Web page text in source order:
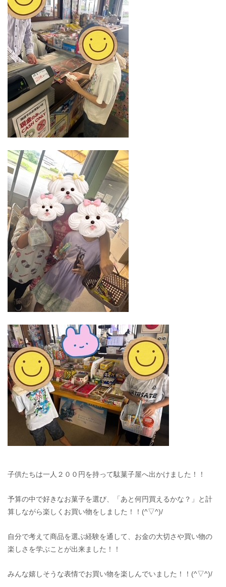
子供たちは一人２００円を持って駄菓子屋へ出かけました！！
予算の中で好きなお菓子を選び、「あと何円買えるかな？」と計
算しながら楽しくお買い物をしました！！(^▽^)/
自分で考えて商品を選ぶ経験を通して、お金の大切さや買い物の
楽しさを学ぶことが出来ました！！
みんな嬉しそうな表情でお買い物を楽しんでいました！！(^▽^)/